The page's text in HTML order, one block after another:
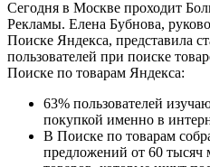
Сегодня в Москве проходит
Рекламы. Елена Бубнова,
Поиске Яндекса, представила
пользователей при поиске
Поиске по товарам Яндекса:
63% пользователей
покупкой именно в
В Поиске по товарам
предложений от 60 тысяч